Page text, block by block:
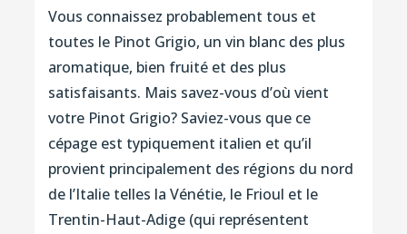
Vous connaissez probablement tous et
toutes le Pinot Grigio, un vin blanc des plus
aromatique, bien fruité et des plus
satisfaisants. Mais savez-vous d’où vient
votre Pinot Grigio? Saviez-vous que ce
cépage est typiquement italien et qu’il
provient principalement des régions du nord
de l’Italie telles la Vénétie, le Frioul et le
Trentin-Haut-Adige (qui représentent